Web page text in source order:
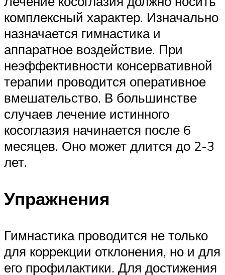
комплексный характер. Изначально
назначается гимнастика и
аппаратное воздействие. При
неэффективности консервативной
терапии проводится оперативное
вмешательство. В большинстве
случаев лечение истинного
косоглазия начинается после 6
месяцев. Оно может длится до 2-3
лет.
Упражнения
Гимнастика проводится не только
для коррекции отклонения, но и для
его профилактики. Для достижения